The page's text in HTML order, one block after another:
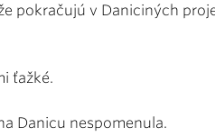
pokračujú v Daniciných
ťažké.
Danicu nespomenula.